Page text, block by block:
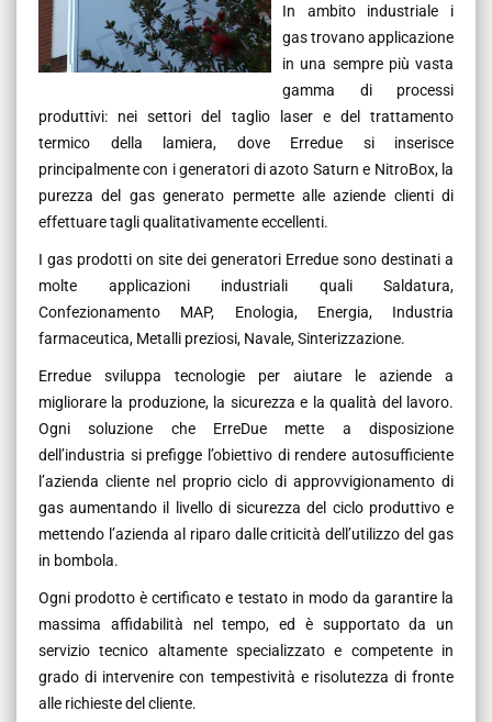
In ambito industriale i
gas trovano applicazione
in una sempre più vasta
gamma di processi
produttivi: nei settori del taglio laser e del trattamento
termico della lamiera, dove Erredue si inserisce
principalmente con i generatori di azoto Saturn e NitroBox, la
purezza del gas generato permette alle aziende clienti di
effettuare tagli qualitativamente eccellenti.
I gas prodotti on site dei generatori Erredue sono destinati a
molte applicazioni industriali quali Saldatura,
Confezionamento MAP, Enologia, Energia, Industria
farmaceutica, Metalli preziosi, Navale, Sinterizzazione.
Erredue sviluppa tecnologie per aiutare le aziende a
migliorare la produzione, la sicurezza e la qualità del lavoro.
Ogni soluzione che ErreDue mette a disposizione
dell’industria si prefigge l’obiettivo di rendere autosufficiente
l’azienda cliente nel proprio ciclo di approvvigionamento di
gas aumentando il livello di sicurezza del ciclo produttivo e
mettendo l’azienda al riparo dalle criticità dell’utilizzo del gas
in bombola.
Ogni prodotto è certificato e testato in modo da garantire la
massima affidabilità nel tempo, ed è supportato da un
servizio tecnico altamente specializzato e competente in
grado di intervenire con tempestività e risolutezza di fronte
alle richieste del cliente.